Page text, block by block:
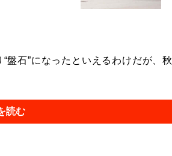
石”になったといえるわけだが、
読む